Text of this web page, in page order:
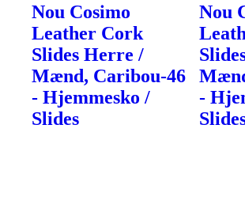
Nou Cosimo
Leather Cork
Slides Herre /
Mænd, Caribou-46
- Hjemmesko /
Slides
Nou
-